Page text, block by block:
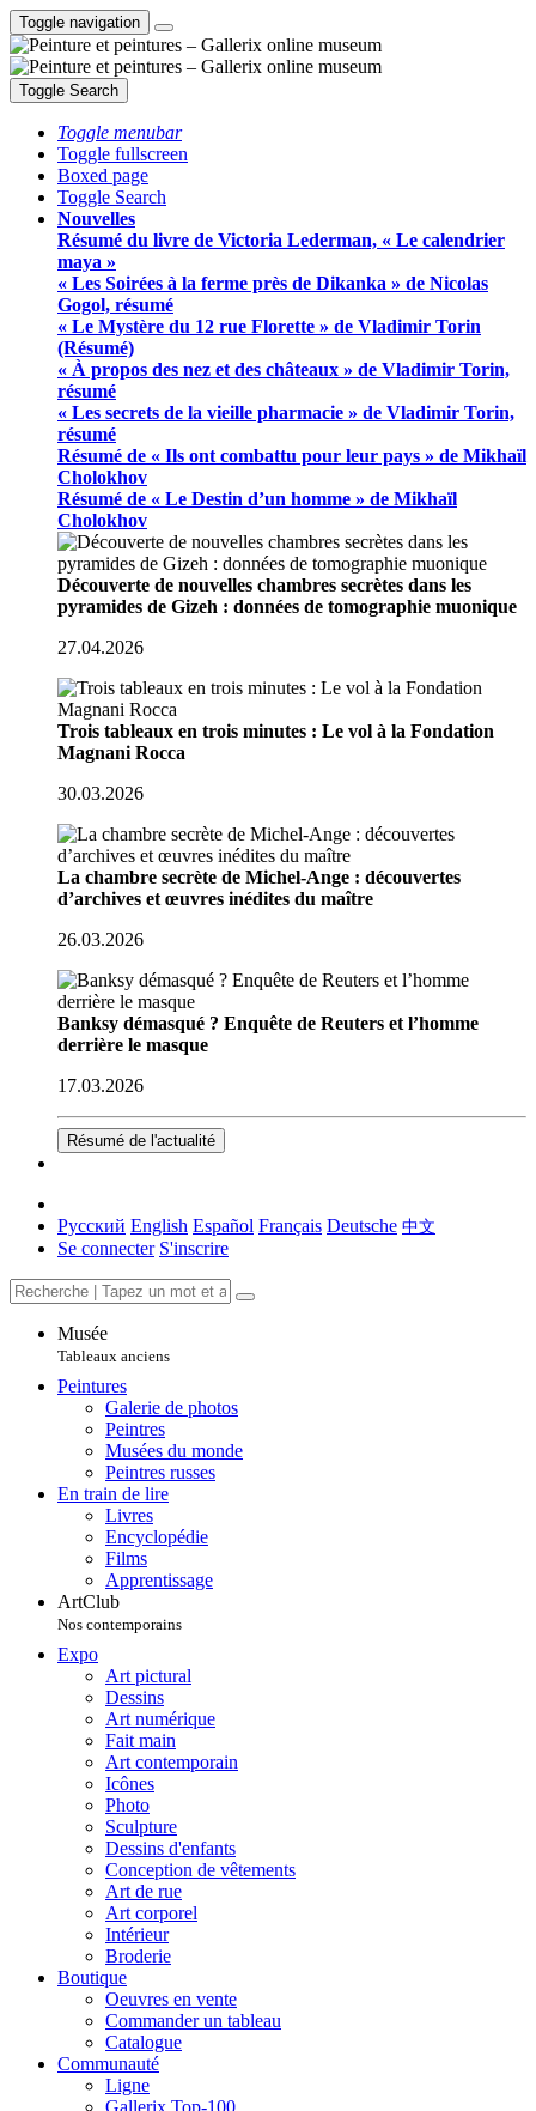
Toggle navigation
Toggle Search
Toggle menubar
Toggle fullscreen
Boxed page
Toggle Search
Nouvelles
Résumé du livre de Victoria Lederman, « Le calendrier
maya »
« Les Soirées à la ferme près de Dikanka » de Nicolas
Gogol, résumé
« Le Mystère du 12 rue Florette » de Vladimir Torin
(Résumé)
« À propos des nez et des châteaux » de Vladimir Torin,
résumé
« Les secrets de la vieille pharmacie » de Vladimir Torin,
résumé
Résumé de « Ils ont combattu pour leur pays » de Mikhaïl
Cholokhov
Résumé de « Le Destin d’un homme » de Mikhaïl
Cholokhov
Découverte de nouvelles chambres secrètes dans les
pyramides de Gizeh : données de tomographie muonique
27.04.2026
Trois tableaux en trois minutes : Le vol à la Fondation
Magnani Rocca
30.03.2026
La chambre secrète de Michel-Ange : découvertes
d’archives et œuvres inédites du maître
26.03.2026
Banksy démasqué ? Enquête de Reuters et l’homme
derrière le masque
17.03.2026
Résumé de l'actualité
Русский English Español Français Deutsche 中文
Se connecter S'inscrire
Musée
Tableaux anciens
Peintures
Galerie de photos
Peintres
Musées du monde
Peintres russes
En train de lire
Livres
Encyclopédie
Films
Apprentissage
ArtClub
Nos contemporains
Expo
Art pictural
Dessins
Art numérique
Fait main
Art contemporain
Icônes
Photo
Sculpture
Dessins d'enfants
Conception de vêtements
Art de rue
Art corporel
Intérieur
Broderie
Boutique
Oeuvres en vente
Commander un tableau
Catalogue
Communauté
Ligne
Gallerix Top-100